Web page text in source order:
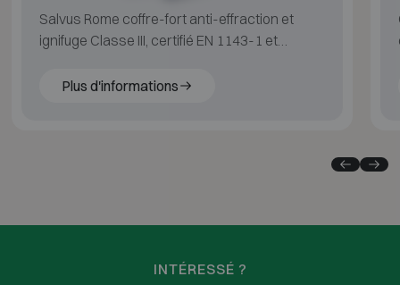
Salvus Rome coffre-fort anti-effraction et
ignifuge Classe III, certifié EN 1143-1 et
Plus d'informations
INTÉRESSÉ ?